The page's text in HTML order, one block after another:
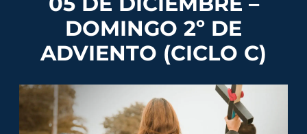
DOMINGO 2º DE
ADVIENTO (CICLO C)